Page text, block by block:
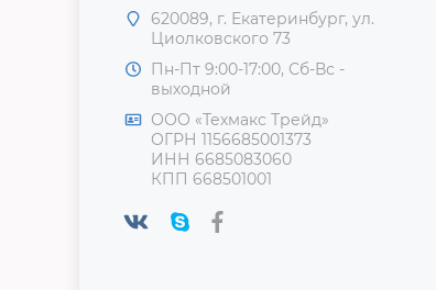
620089, г. Екатеринбург, ул.
Циолковского 73
Пн-Пт 9:00-17:00, Сб-Вс -
выходной
ООО «Техмакс Трейд»
ОГРН 1156685001373
ИНН 6685083060
КПП 668501001